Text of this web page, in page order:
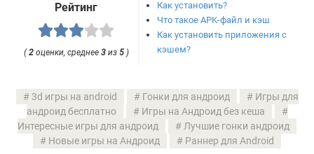
Рейтинг
( 2оценки, среднее 3из 5)
Как установить?
Что такое APK-файл и кэш
Как установить приложения с
кэшем?
3d игры на android Гонки для андроид
Игры для
андроид бесплатно
Игры на Андроид без кеша
Интересные игры для андроид
Лучшие гонки андроид
Новые игры на Андроид
Раннер для Android